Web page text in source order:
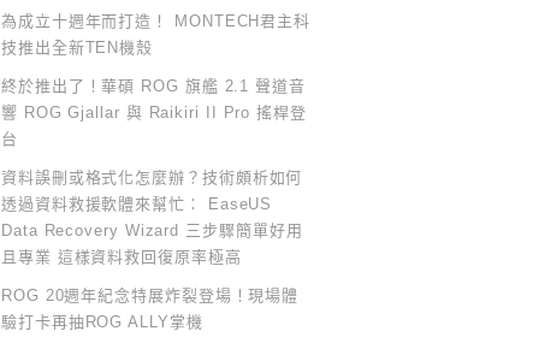
為成立十週年而打造！ MONTECH君主科
技推出全新TEN機殼
終於推出了！華碩 ROG 旗艦 2.1 聲道音
響 ROG Gjallar 與 Raikiri II Pro 搖桿登
台
資料誤刪或格式化怎麼辦？技術頗析如何
透過資料救援軟體來幫忙： EaseUS
Data Recovery Wizard 三步驟簡單好用
且專業 這樣資料救回復原率極高
ROG 20週年紀念特展炸裂登場！現場體
驗打卡再抽ROG ALLY掌機